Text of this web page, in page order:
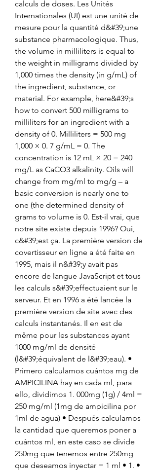
calculs de doses. Les Unités
Internationales (UI) est une unité de
mesure pour la quantité d&#39;une
substance pharmacologique. Thus,
the volume in milliliters is equal to
the weight in milligrams divided by
1,000 times the density (in g/mL) of
the ingredient, substance, or
material. For example, here&#39;s
how to convert 500 milligrams to
milliliters for an ingredient with a
density of 0. Milliliters = 500 mg
1,000 × 0. 7 g/mL = 0. The
concentration is 12 mL × 20 = 240
mg/L as CaCO3 alkalinity. Oils will
change from mg/ml to mg/g – a
basic conversion is nearly one to
one (the determined density of
grams to volume is 0. Est-il vrai, que
notre site existe depuis 1996? Oui,
c&#39;est ça. La première version de
covertisseur en ligne a été faite en
1995, mais il n&#39;y avait pas
encore de langue JavaScript et tous
les calculs s&#39;effectuaient sur le
serveur. Et en 1996 a été lancée la
première version de site avec des
calculs instantanés. Il en est de
même pour les substances ayant
1000 mg/ml de densité
(l&#39;équivalent de l&#39;eau). •
Primero calculamos cuántos mg de
AMPICILINA hay en cada ml, para
ello, dividimos 1. 000mg (1g) / 4ml =
250 mg/ml (1mg de ampicilina por
1ml de agua) • Después calculamos
la cantidad que queremos poner a
cuántos ml, en este caso se divide
250mg que tenemos entre 250mg
que deseamos inyectar = 1 ml • 1. •